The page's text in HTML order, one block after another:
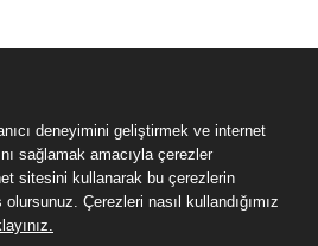
deneyimini geliştirmek ve internet
sağlamak amacıyla çerezler
sitesini kullanarak bu çerezlerin
olursunuz. Çerezleri nasıl kullandığımız